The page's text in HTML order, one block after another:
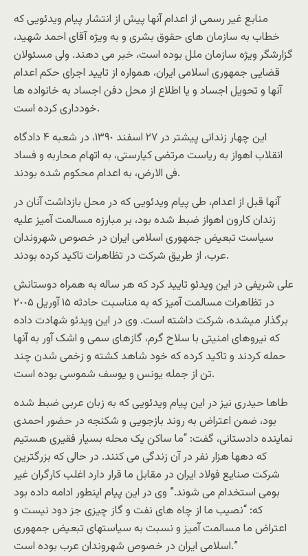
منابع غير رسمى از اعدام آنها پيش از انتشار پيام ويدئويى که
خطاب به سازمان هاى حقوق بشرى و به ويژه آقاى احمد شهيد،
گزارشگر ويژه سازمان ملل بوده است، خبر مى دهند. ولى مسئولان
قضايى جمهورى اسلامى ايران، همواره از تاييد اجراى حکم اعدام
آنها و تحويل اجساد و يا اطلاع از محل دفن اجساد به خانواده ها
خوددارى کرده است.
اين چهار زندانى پيشتر در ٢۷ اسفند ١٣۹٠، در شعبه ۴ دادگاه
انقلاب اهواز به رياست مرتضى کيارستى، به اتهام محاربه و فساد
فى الارض، به اعدام محکوم شده بودند.
آنها قبل از اعدام، طى پيام ويدئويى که در محل بازداشت آنان در
زندان کارون اهواز ضبط شده بود، بر مبارزه مسالمت آميز عليه
سياست تبعيض جمهورى اسلامى ايران در خصوص شهروندان
عرب، از طريق شرکت در تظاهرات تاکيد کرده بودند.
على شريفى در اين ويدئو تاييد کرد که هر ساله به همراه دوستانش
در تظاهرات مسالمت آميز که به مناسبت حادثه ١۵ آوريل ٢٠٠۵
برگذار ميشده، شرکت داشته است. وى در اين ويدئو شهادت داده
که نيروهاى امنيتى با سلاح گرم، گازهاى سمى و اشک آور به آنها
حمله کردند و تاکيد کرده که خود شاهد کشته و زخمى شدن چند
تن از جمله يونس و يوسف شموسى بوده است.
طاها حيدرى نيز در اين پيام ويدئويى که به زبان عربى ضبط شده
بود، ضمن اعتراض به روند بازجويى و شکنجه در حضور احمدى
نماينده دادستانى، گفت: “ما ساکن يک محله بسيار فقيرى هستيم
که دهها هزار نفر در آن زندگى مى کنند. در حالى که بزرگترين
شرکت صنايع فولاد ايران در مقابل ما قرار دارد اغلب کارگران غير
بومى استخدام مى شوند.” وى در اين پيام اينطور ادامه داده بود
که: “نصيب ما از چاه هاى نفت و گاز چيزى جز دود نيست و
اعتراض ما مسالمت آميز و نسبت به سياستهاى تبعيض جمهورى
اسلامى ايران در خصوص شهروندان عرب بوده است.”